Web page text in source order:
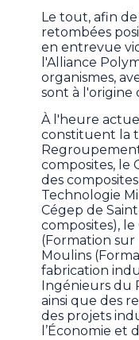
Le tout, afin
retombées
en entrevue
l'Alliance
organismes,
sont à l'origine
À l'heure
constituent la
composites, le
des
Technologie
Cégep de
composites),
(Formation sur
Moulins
fabrication
Ingénieurs du
ainsi que des
des projets
l’Économie et